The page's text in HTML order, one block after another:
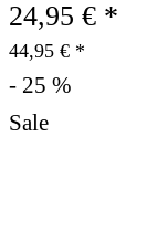
24,95 € *
44,95 € *
- 25 %
Sale